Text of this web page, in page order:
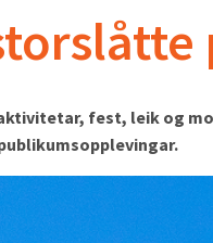
fest, leik og